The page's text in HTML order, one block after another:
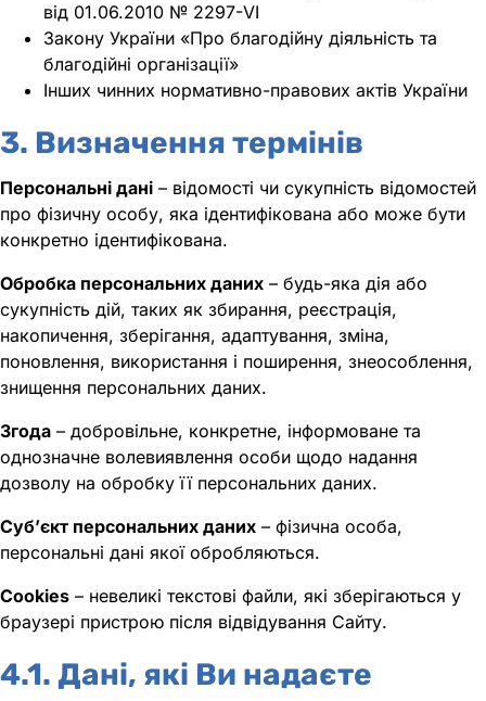
від 01.06.2010 № 2297-VI
Закону України «Про благодійну діяльність та
благодійні організації»
Інших чинних нормативно-правових актів України
3. Визначення термінів
Персональні дані – відомості чи сукупність відомостей
про фізичну особу, яка ідентифікована або може бути
конкретно ідентифікована.
Обробка персональних даних – будь-яка дія або
сукупність дій, таких як збирання, реєстрація,
накопичення, зберігання, адаптування, зміна,
поновлення, використання і поширення, знеособлення,
знищення персональних даних.
Згода – добровільне, конкретне, інформоване та
однозначне волевиявлення особи щодо надання
дозволу на обробку її персональних даних.
Суб’єкт персональних даних – фізична особа,
персональні дані якої обробляються.
Cookies – невеликі текстові файли, які зберігаються у
браузері пристрою після відвідування Сайту.
4.1. Дані, які Ви надаєте